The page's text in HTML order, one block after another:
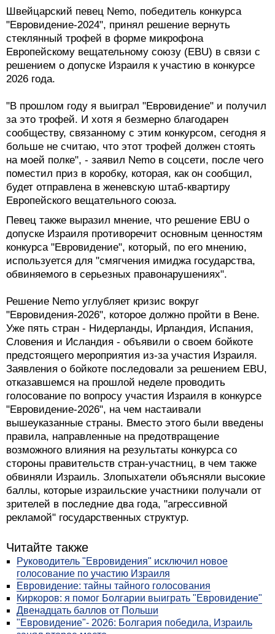
"Евровидение-2024", принял решение вернуть
стеклянный трофей в форме микрофона
Европейскому вещательному союзу (ЕВU) в связи с
решением о допуске Израиля к участию в конкурсе
2026 года.
"В прошлом году я выиграл "Евровидение" и получил
за это трофей. И хотя я безмерно благодарен
сообществу, связанному с этим конкурсом, сегодня я
больше не считаю, что этот трофей должен стоять
на моей полке", - заявил Nemo в соцсети, после чего
поместил приз в коробку, которая, как он сообщил,
будет отправлена в женевскую штаб-квартиру
Европейского вещательного союза.
Певец также выразил мнение, что решение ЕВU о
допуске Израиля противоречит основным ценностям
конкурса "Евровидение", который, по его мнению,
используется для "смягчения имиджа государства,
обвиняемого в серьезных правонарушениях".
Решение Nemo углубляет кризис вокруг
"Евровидения-2026", которое должно пройти в Вене.
Уже пять стран - Нидерланды, Ирландия, Испания,
Словения и Исландия - объявили о своем бойкоте
предстоящего мероприятия из-за участия Израиля.
Заявления о бойкоте последовали за решением EBU,
отказавшемся на прошлой неделе проводить
голосование по вопросу участия Израиля в конкурсе
"Евровидение-2026", на чем настаивали
вышеуказанные страны. Вместо этого были введены
правила, направленные на предотвращение
возможного влияния на результаты конкурса со
стороны правительств стран-участниц, в чем также
обвиняли Израиль. Злопыхатели объясняли высокие
баллы, которые израильские участники получали от
зрителей в последние два года, "агрессивной
рекламой" государственных структур.
Руководитель "Евровидения" исключил новое
голосование по участию Израиля
Евровидение: тайны тайного голосования
Киркоров: я помог Болгарии выиграть "Евровидение"
Двенадцать баллов от Польши
"Евровидение"- 2026: Болгария победила, Израиль
занял второе место